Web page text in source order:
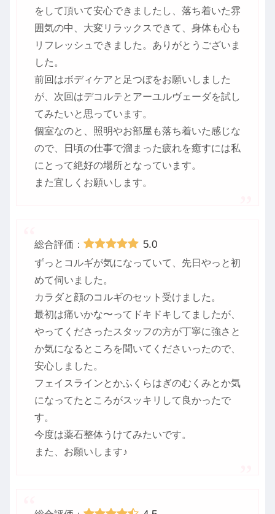
をして頂いて安心できましたし、落ち着いた雰
囲気の中、大変リラックスできて、身体も心も
リフレッシュできました。ありがとうございま
した。
前回はボディケアと足つぼをお願いしました
が、次回はデコルテとアーユルヴェーダを試し
てみたいと思っています。
個室なのと、照明やお部屋も落ち着いた感じな
ので、日頃の仕事で溜まった疲れを癒すには私
にとって絶好の場所となっています。
また宜しくお願いします。
総合評価： 5.0
ずっとコルギが気になっていて、先日やっと初
めて伺いました。
カラダと顔のコルギのセット受けました。
最初は痛いかな〜ってドキドキしてましたが、
やってくださったスタッフの方が丁寧に強さと
か気になるところを聞いてくださいったので、
安心しました。
フェイスラインとかふくらはぎのむくみとか気
になってたところがスッキリして良かったで
す。
今度は薬石整体うけてみたいです。
また、お願いします♪